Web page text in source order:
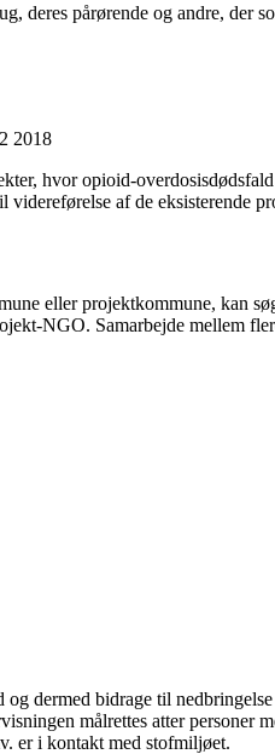
deres pårørende og andre, der
2018
hvor opioid-
af de eksisterende
eller projektkommune, kan
NGO. Samarbejde mellem
dermed bidrage til
målrettes atter personer
er i kontakt med stofmiljøet.